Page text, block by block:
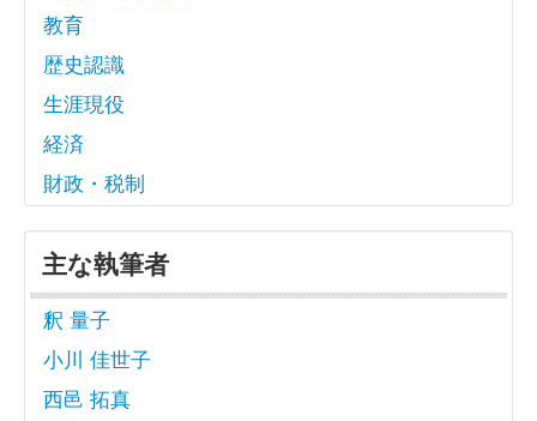
教育
歴史認識
生涯現役
経済
財政・税制
主な執筆者
釈 量子
小川 佳世子
西邑 拓真